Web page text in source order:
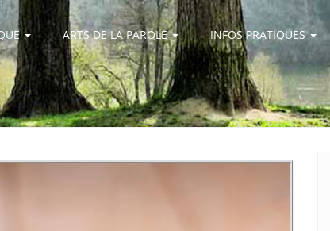
ARTS DE LA PAROLE INFOS PRATIQUES